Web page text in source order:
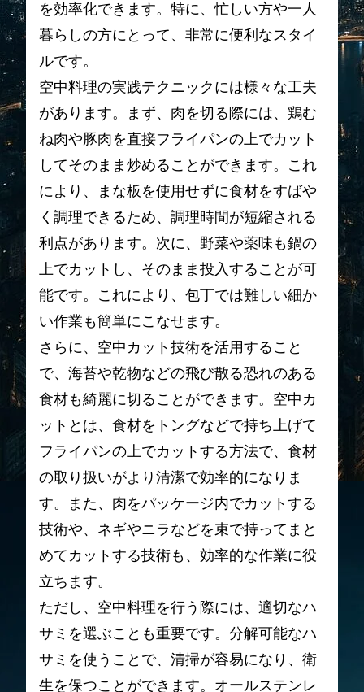
を効率化できます。特に、忙しい方や一人
暮らしの方にとって、非常に便利なスタイ
ルです。
空中料理の実践テクニックには様々な工夫
があります。まず、肉を切る際には、鶏む
ね肉や豚肉を直接フライパンの上でカット
してそのまま炒めることができます。これ
により、まな板を使用せずに食材をすばや
く調理できるため、調理時間が短縮される
利点があります。次に、野菜や薬味も鍋の
上でカットし、そのまま投入することが可
能です。これにより、包丁では難しい細か
い作業も簡単にこなせます。
さらに、空中カット技術を活用すること
で、海苔や乾物などの飛び散る恐れのある
食材も綺麗に切ることができます。空中カ
ットとは、食材をトングなどで持ち上げて
フライパンの上でカットする方法で、食材
の取り扱いがより清潔で効率的になりま
す。また、肉をパッケージ内でカットする
技術や、ネギやニラなどを束で持ってまと
めてカットする技術も、効率的な作業に役
立ちます。
ただし、空中料理を行う際には、適切なハ
サミを選ぶことも重要です。分解可能なハ
サミを使うことで、清掃が容易になり、衛
生を保つことができます。オールステンレ